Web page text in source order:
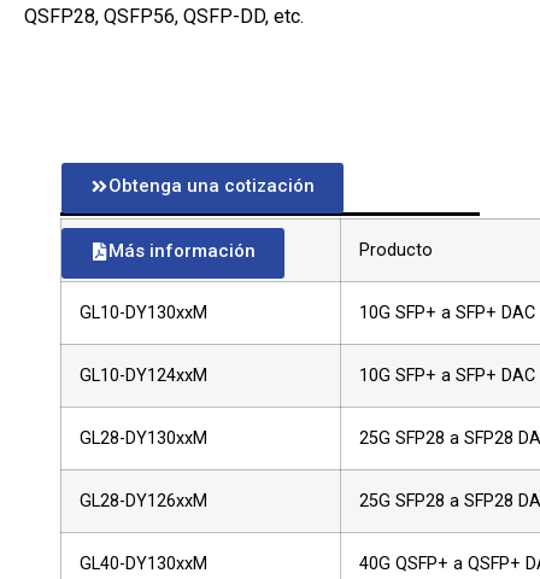
QSFP28, QSFP56, QSFP-DD, etc.
Obtenga una cotización
Más información
Parámetro
Número de Parte Producto
GL10-DY130xxM 10G SFP+ a SFP+ DAC
GL10-DY124xxM 10G SFP+ a SFP+ DAC
GL28-DY130xxM 25G SFP28 a SFP28
GL28-DY126xxM 25G SFP28 a SFP28
GL40-DY130xxM 40G QSFP+ a QSFP+